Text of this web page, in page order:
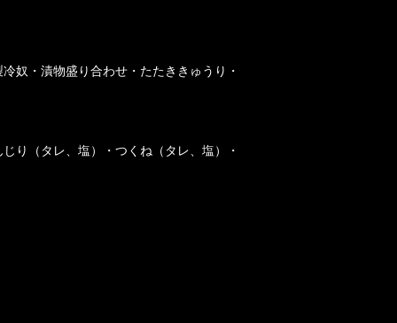
奴・漬物盛り合わせ・たたききゅうり・
り（タレ、塩）・つくね（タレ、塩）・